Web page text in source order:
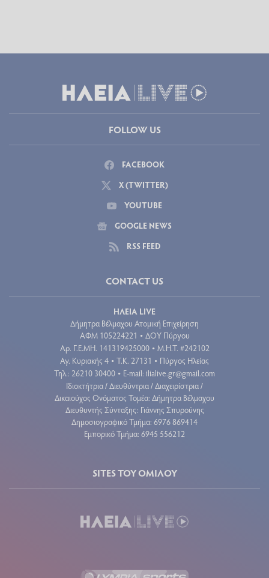
FOLLOW US
FACEBOOK
X (TWITTER)
YOUTUBE
GOOGLE NEWS
RSS FEED
CONTACT US
ΗΛΕΙΑ LIVE
Δήμητρα Βέλμαχου Ατομική Επιχείρηση
ΑΦΜ 105224221 • ΔΟΥ Πύργου
Aρ. Γ.Ε.ΜΗ. 141319425000 • Μ.Η.Τ. #242102
Αγ. Κυριακής 4 • Τ.Κ. 27131 • Πύργος Ηλείας
Τηλ.: 26210 30400 • E-mail: ilialive.gr@gmail.com
Ιδιοκτήτρια / Διευθύντρια / Διαχειρίστρια /
Δικαιούχος Ονόματος Τομέα: Δήμητρα Βέλμαχου
Διευθυντής Σύνταξης: Γιάννης Σπυρούνης
Δημοσιογραφικό Τμήμα: 6976 869414
Εμπορικό Τμήμα: 6945 556212
SITES ΤΟΥ ΟΜΙΛΟΥ